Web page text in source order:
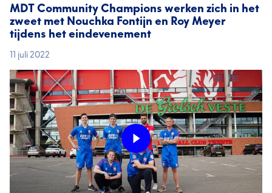
MDT Community Champions werken zich in het
zweet met Nouchka Fontijn en Roy Meyer
tijdens het eindevenement
11 juli 2022